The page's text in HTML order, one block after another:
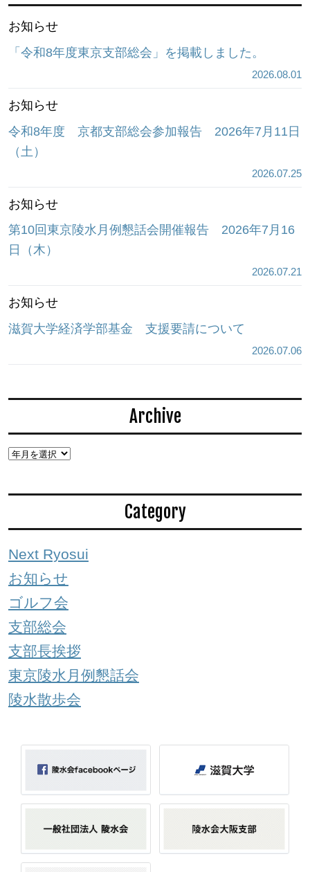
お知らせ
「令和8年度東京支部総会」を掲載しました。
2026.08.01
お知らせ
令和8年度 京都支部総会参加報告 2026年7月11日
（土）
2026.07.25
お知らせ
第10回東京陵水月例懇話会開催報告 2026年7月16
日（木）
2026.07.21
お知らせ
滋賀大学経済学部基金 支援要請について
2026.07.06
Archive
Category
Next Ryosui
お知らせ
ゴルフ会
支部総会
支部長挨拶
東京陵水月例懇話会
陵水散歩会